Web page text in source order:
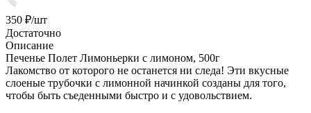
350 ₽/шт
Достаточно
Описание
Печенье Полет Лимоньерки с лимоном, 500г
Лакомство от которого не останется ни следа! Эти вкусные
слоеные трубочки с лимонной начинкой созданы для того,
чтобы быть съеденными быстро и с удовольствием.